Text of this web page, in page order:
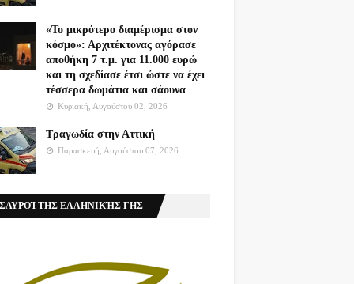
«Το μικρότερο διαμέρισμα στον
κόσμο»: Αρχιτέκτονας αγόρασε
αποθήκη 7 τ.μ. για 11.000 ευρώ
και τη σχεδίασε έτσι ώστε να έχει
τέσσερα δωμάτια και σάουνα
Κυριακή, Αυγούστου 02, 2026
Τραγωδία στην Αττική
Παρασκευή, Αυγούστου 07, 2026
ΤΗΣ ΕΛΛΗΝΙΚΉΣ ΓΗΣ